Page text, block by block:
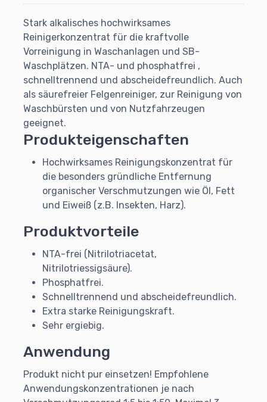
Stark alkalisches hochwirksames
Reinigerkonzentrat für die kraftvolle
Vorreinigung in Waschanlagen und SB-
Waschplätzen. NTA- und phosphatfrei ,
schnelltrennend und abscheidefreundlich. Auch
als säurefreier Felgenreiniger, zur Reinigung von
Waschbürsten und von Nutzfahrzeugen
geeignet.
Produkteigenschaften
Hochwirksames Reinigungskonzentrat für
die besonders gründliche Entfernung
organischer Verschmutzungen wie Öl, Fett
und Eiweiß (z.B. Insekten, Harz).
Produktvorteile
NTA-frei (Nitrilotriacetat,
Nitrilotriessigsäure).
Phosphatfrei.
Schnelltrennend und abscheidefreundlich.
Extra starke Reinigungskraft.
Sehr ergiebig.
Anwendung
Produkt nicht pur einsetzen! Empfohlene
Anwendungskonzentrationen je nach